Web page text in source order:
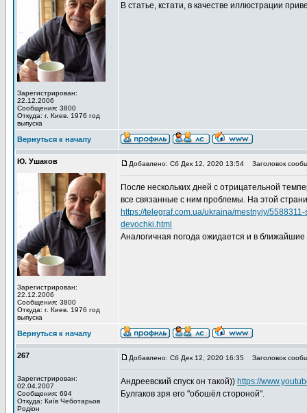
Зарегистрирован:
22.12.2006
Сообщения: 3800
Откуда: г. Киев. 1976 год
выпуска
В статье, кстати, в качестве иллюстрации
Вернуться к началу
Ю. Ушаков
Зарегистрирован:
22.12.2006
Сообщения: 3800
Откуда: г. Киев. 1976 год
выпуска
Добавлено: Сб Дек 12, 2020 13:54 Заголовок
После нескольких дней с отрицательной
все связанные с ним проблемы. На этой
https://telegraf.com.ua/ukraina/mestnyiy/
devochki.html
Аналогичная погода ожидается и в
Вернуться к началу
267
Зарегистрирован:
02.04.2007
Сообщения: 694
Откуда: Київ Чеботарьов
Родіон
Добавлено: Сб Дек 12, 2020 16:35 Заголовок
Андреевский спуск он такой)) https://
Булгаков зря его "обошёл стороной".